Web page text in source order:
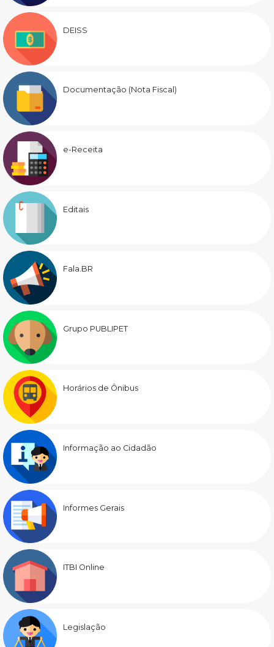
DEISS
Documentação (Nota Fiscal)
e-Receita
Editais
Fala.BR
Grupo PUBLIPET
Horários de Ônibus
Informação ao Cidadão
Informes Gerais
ITBI Online
Legislação